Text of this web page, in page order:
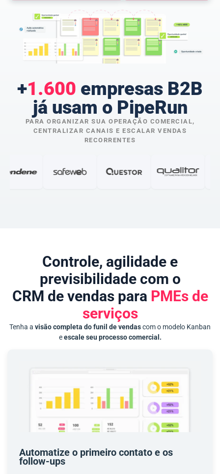
+1.600 empresas B2B
já usam o PipeRun
PARA ORGANIZAR SUA OPERAÇÃO COMERCIAL,
CENTRALIZAR CANAIS E ESCALAR VENDAS
RECORRENTES
Controle, agilidade e
previsibilidade com o
CRM de vendas para PMEs de
serviços
Tenha a visão completa do funil de vendascom o modelo Kanban
eescale seu processo comercial.
Automatize o primeiro contato e os
follow-ups